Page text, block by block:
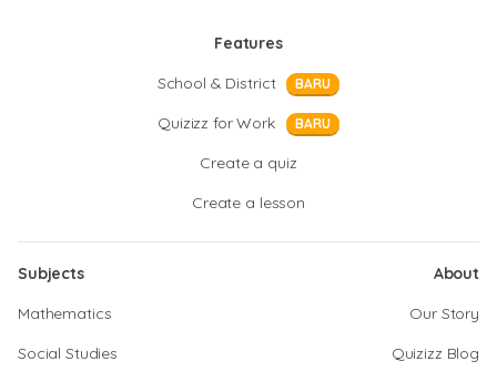
Features
School & District
BARU
Quizizz for Work BARU
Create a quiz
Create a lesson
Subjects
Mathematics
Social Studies
About
Our Story
Quizizz Blog